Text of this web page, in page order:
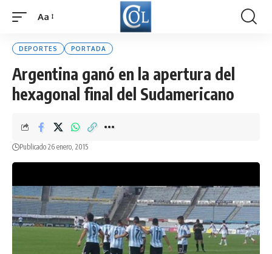
Font
Aa
DEPORTES PORTADA
Argentina ganó en la apertura del
hexagonal final del Sudamericano
Publicado 26 enero, 2015